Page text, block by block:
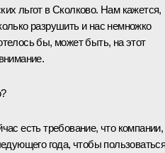
льгот в Сколково. Нам кажется,
разрушить и нас немножко
бы, может быть, на этот
есть требование, что компании,
года, чтобы